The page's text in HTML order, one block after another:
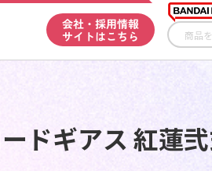
会社・採用情報
サイトはこちら
ドギアス 紅蓮